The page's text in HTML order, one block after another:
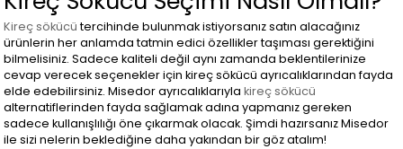
Kireç sökücütercihinde bulunmak istiyorsanız satın alacağınız
ürünlerin her anlamda tatmin edici özellikler taşıması gerektiğini
bilmelisiniz. Sadece kaliteli değil aynı zamanda beklentilerinize
cevap verecek seçenekler için kireç sökücü ayrıcalıklarından fayda
elde edebilirsiniz. Misedor ayrıcalıklarıylakireç sökücü
alternatiflerinden fayda sağlamak adına yapmanız gereken
sadece kullanışlılığı öne çıkarmak olacak. Şimdi hazırsanız Misedor
ile sizi nelerin beklediğine daha yakından bir göz atalım!